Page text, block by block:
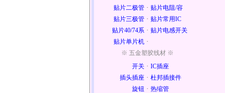
贴片二极管 · 贴片电阻/容
贴片三极管 · 贴片常用IC
贴片40/74系 · 贴片电感开关
贴片单片机 ·
※ 五金塑胶线材 ※
开关 · IC插座
插头插座 · 杜邦插接件
旋钮 · 热缩管